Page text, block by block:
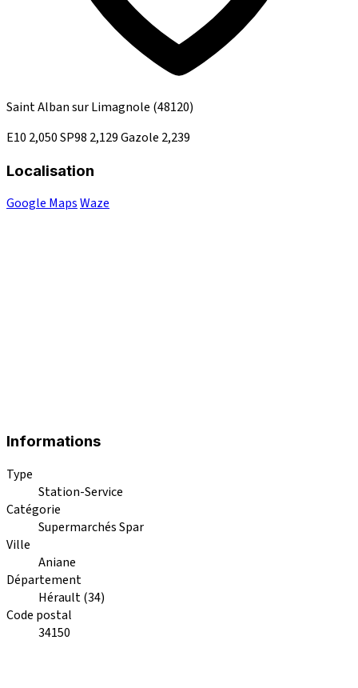
Saint Alban sur Limagnole (48120)
E10 2,050SP98 2,129Gazole 2,239
Localisation
Google MapsWaze
Informations
Type
Station-Service
Catégorie
Supermarchés Spar
Ville
Aniane
Département
Hérault (34)
Code postal
34150